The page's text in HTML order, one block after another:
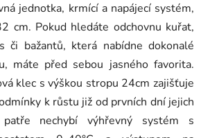
jednotka, krmící a napájecí systém,
cm. Pokud hledáte odchovnu kuřat,
či bažantů, která nabídne dokonalé
máte před sebou jasného favorita.
klec s výškou stropu 24cm zajišťuje
k růstu již od prvních dní jejich
nechybí výhřevný systém s